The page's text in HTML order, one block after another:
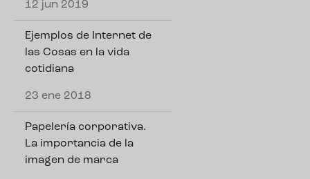
12 jun 2019
Ejemplos de Internet de
las Cosas en la vida
cotidiana
23 ene 2018
Papelería corporativa.
La importancia de la
imagen de marca